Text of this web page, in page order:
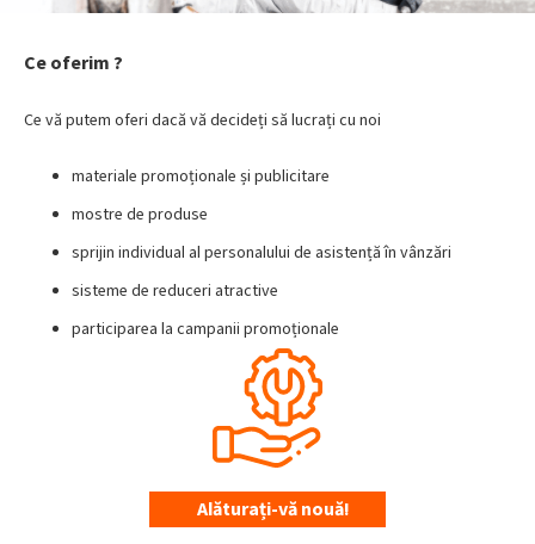
Ce oferim ?
Ce vă putem oferi dacă vă decideți să lucrați cu noi
materiale promoționale și publicitare
mostre de produse
sprijin individual al personalului de asistență în vânzări
sisteme de reduceri atractive
participarea la campanii promoționale
Alăturați-vă nouă!